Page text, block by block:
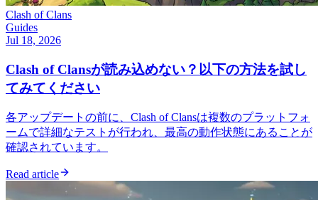
Clash of Clans
Guides
Jul 18, 2026
Clash of Clansが読み込めない？以下の方法を試し
てみてください
各アップデートの前に、Clash of Clansは複数のプラットフォ
ームで詳細なテストが行われ、最高の動作状態にあることが
確認されています。
Read article